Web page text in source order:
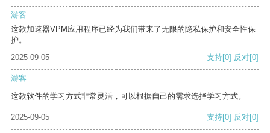
游客
这款加速器VPM应用程序已经为我们带来了无限的隐私保护和安全性保
护。
2025-09-05
支持[0] 反对[0]
游客
这款软件的学习方式非常灵活，可以根据自己的需求选择学习方式。
2025-09-05 支持[0] 反对[0]